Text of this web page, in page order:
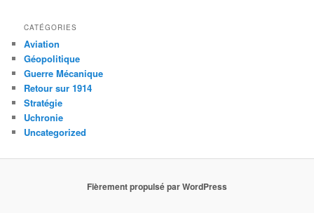
CATÉGORIES
Aviation
Géopolitique
Guerre Mécanique
Retour sur 1914
Stratégie
Uchronie
Uncategorized
Fièrement propulsé par WordPress